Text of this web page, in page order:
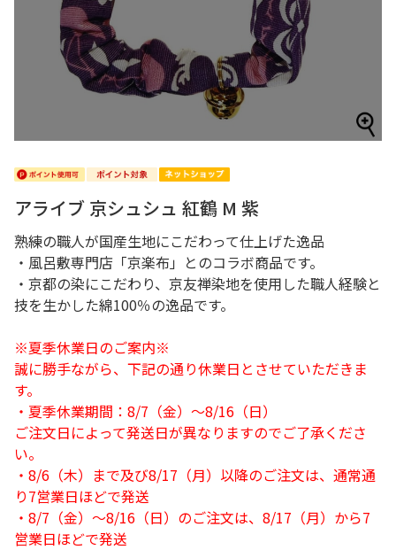
アライブ 京シュシュ 紅鶴 M 紫
熟練の職人が国産生地にこだわって仕上げた逸品
・風呂敷専門店「京楽布」とのコラボ商品です。
・京都の染にこだわり、京友禅染地を使用した職人経験と
技を生かした綿100％の逸品です。
※夏季休業日のご案内※
誠に勝手ながら、下記の通り休業日とさせていただきま
す。
・夏季休業期間：8/7（金）～8/16（日）
ご注文日によって発送日が異なりますのでご了承くださ
い。
・8/6（木）まで及び8/17（月）以降のご注文は、通常通
り7営業日ほどで発送
・8/7（金）～8/16（日）のご注文は、8/17（月）から7
営業日ほどで発送